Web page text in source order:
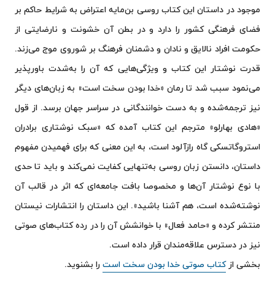
شکار گوسفند وحشی
سخن پایانی
موجود در داستان این کتاب روسی بن‌مایه اعتراض به شرایط حاکم بر
فضای فرهنگی کشور را دارد و در بطن آن خشونت و نارضایتی از
حکومت افراد نالایق و نادان و دشمنان فرهنگ بر شوروی موج می‌زند.
قدرت نوشتار این کتاب و ویژگی‌هایی که آن را به‌شدت باورپذیر
می‌نمود سبب شد تا رمان «خدا بودن سخت است» به زبان‌های دیگر
نیز ترجمه‌شده و به دست خوانندگانی در سراسر جهان برسد. از قول
«هادی بهارلو» مترجم این کتاب آمده که «سبک نوشتاری برادران
استروگاتسکی گاه رازآلود است، به این معنی که برای فهمیدن مفهوم
داستان، دانستن زبان روسی به‌تنهایی کفایت نمی‌کند و باید تا حدی
با نوع نوشتار آن‌ها و مخصوصا بافت جامعه‌ای که اثر در قالب آن
نوشته‌شده است، هم آشنا باشید». این داستان را انتشارات نیستان
منتشر کرده و «حامد فعال» با خوانشش آن را در رده کتاب‌های صوتی
نیز در دسترس علاقه‌مندان قرار داده است.
بخشی ازکتاب صوتی خدا بودن سخت است را بشنوید.